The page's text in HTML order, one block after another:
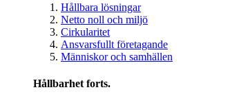
Hållbara lösningar
Netto noll och miljö
Cirkularitet
Ansvarsfullt företagande
Människor och samhällen
Hållbarhet forts.